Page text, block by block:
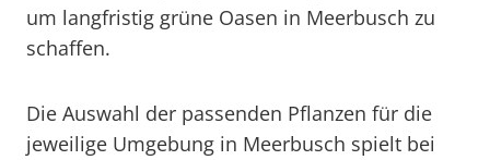
um langfristig grüne Oasen in Meerbusch zu
schaffen.
Die Auswahl der passenden Pflanzen für die
jeweilige Umgebung in Meerbusch spielt bei